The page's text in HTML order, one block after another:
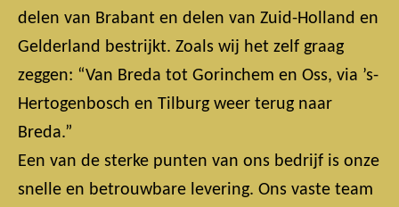
delen van Brabant en delen van Zuid-Holland en
Gelderland bestrijkt. Zoals wij het zelf graag
zeggen: “Van Breda tot Gorinchem en Oss, via ’s-
Hertogenbosch en Tilburg weer terug naar
Breda.”
Een van de sterke punten van ons bedrijf is onze
snelle en betrouwbare levering. Ons vaste team